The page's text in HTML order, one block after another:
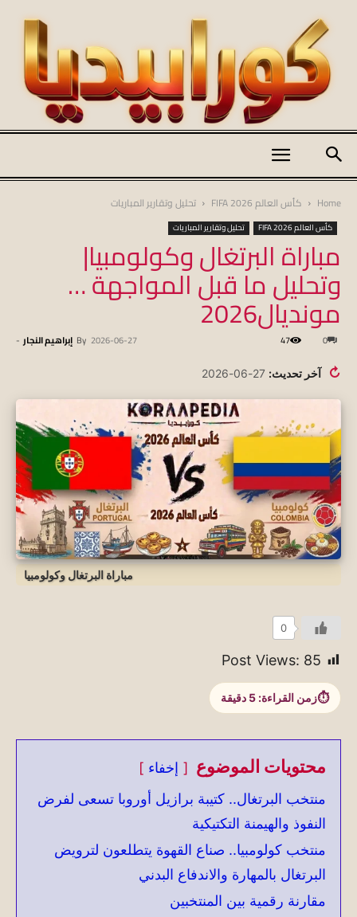
Home كأس العالم FIFA 2026 تحليل وتقارير المباريات
كأس العالم FIFA 2026 تحليل وتقارير المباريات
مباراة البرتغال وكولومبيا|
وتحليل ما قبل المواجهة …
مونديال2026
By إبراهيم النجار - 2026-06-27 0
47
↻ آخر تحديث: 27-06-2026
مباراة البرتغال وكولومبيا
0
Post Views: 85
زمن القراءة: 5 دقيقة
محتويات الموضوع
إخفاء
منتخب البرتغال.. كتيبة برازيل أوروبا تسعى لفرض
النفوذ والهيمنة التكتيكية
منتخب كولومبيا.. صناع القهوة يتطلعون لترويض
البرتغال بالمهارة والاندفاع البدني
مقارنة رقمية بين المنتخبين